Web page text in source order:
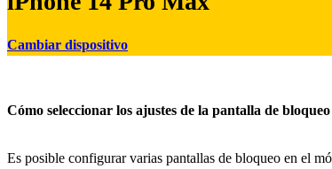
Cambiar dispositivo
Cómo seleccionar los ajustes de la pantalla de bloqueo
Es posible configurar varias pantallas de bloqueo en el